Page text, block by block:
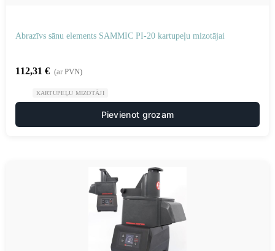
Abrazīvs sānu elements SAMMIC PI-20 kartupeļu mizotājai
112,31 € (ar PVN)
KARTUPEĻU MIZOTĀJI
Pievienot grozam